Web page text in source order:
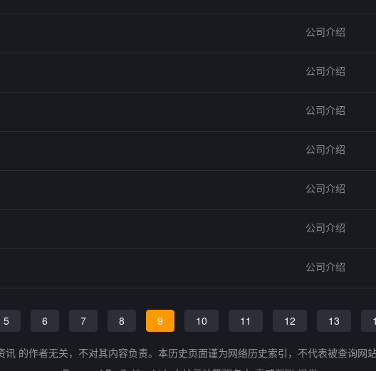
公司介绍
公司介绍
公司介绍
公司介绍
公司介绍
公司介绍
公司介绍
5 6 7 8 9 10 11 12 13
讯 的作者无关，不对其内容负责。本历史页面谨为网络历史索引，不代表被查询网站